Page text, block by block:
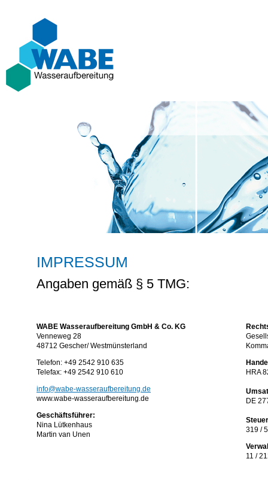
IMPRESSUM
Angaben gemäß § 5 TMG:
WABE Wasseraufbereitung GmbH & Co. KG
Venneweg 28
48712 Gescher/ Westmünsterland
Telefon: +49 2542 910 635
Telefax: +49 2542 910 610
info@wabe-wasseraufbereitung.de
www.wabe-wasseraufbereitung.de
Geschäftsführer:
Nina Lütkenhaus
Martin van Unen
HRA
DE
319 /
11 /